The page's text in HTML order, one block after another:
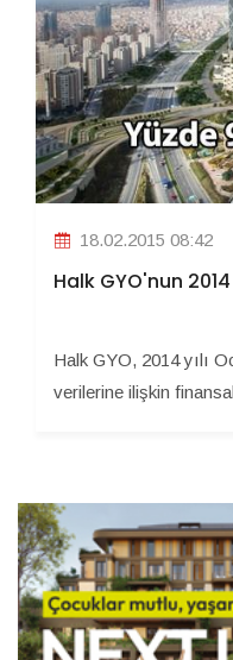
18.02.2015 08:42
Halk GYO'nun
Halk GYO, 2014 yılı
verilerine ilişkin